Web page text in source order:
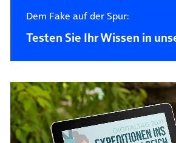
Dem Fake auf der Spur:
Testen Sie Ihr Wissen in